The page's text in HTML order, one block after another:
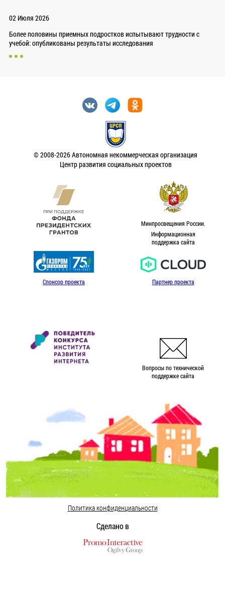
02 Июля 2026
Более половины приемных подростков испытывают трудности с
учебой: опубликованы результаты исследования
© 2008-2026 Автономная некоммерческая организация
Центр развития социальных проектов
Минпросвещения России.
Информационная
поддержка сайта
Спонсор проекта Партнер проекта
Вопросы по технической
поддержке сайта
Политика конфиденциальности
Сделано в